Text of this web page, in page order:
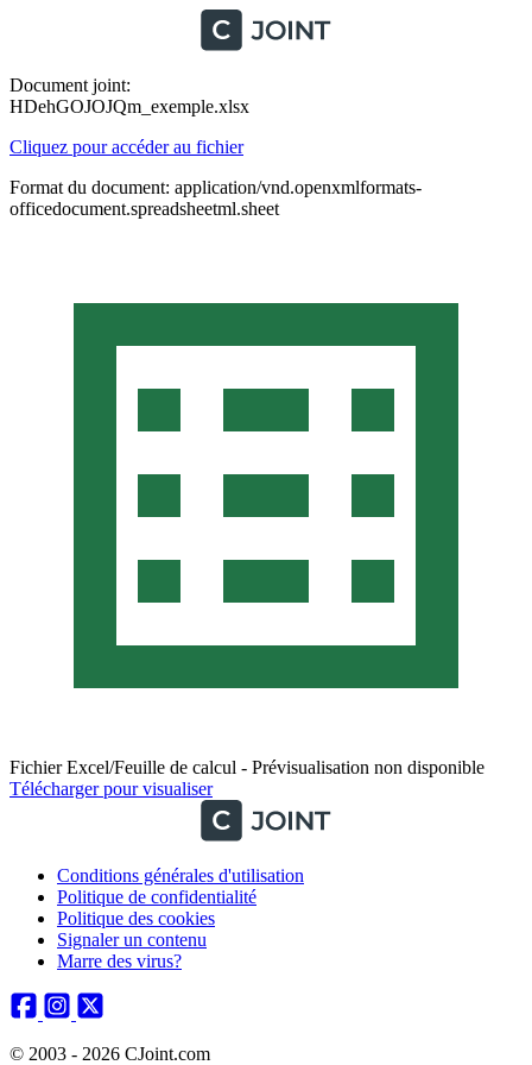
Document joint:
HDehGOJOJQm_exemple.xlsx
Cliquez pour accéder au fichier
Format du document: application/vnd.openxmlformats-
officedocument.spreadsheetml.sheet
Fichier Excel/Feuille de calcul - Prévisualisation non disponible
Télécharger pour visualiser
Conditions générales d'utilisation
Politique de confidentialité
Politique des cookies
Signaler un contenu
Marre des virus?
© 2003 - 2026 CJoint.com